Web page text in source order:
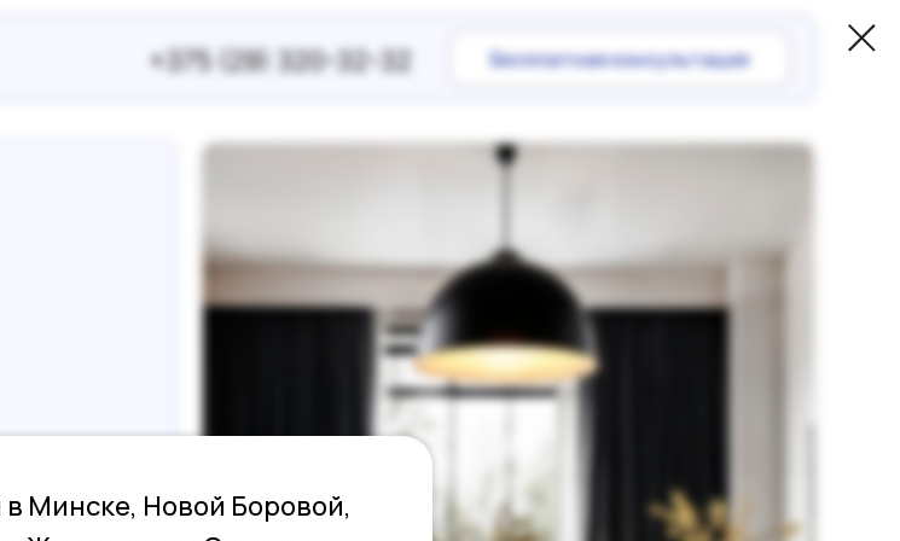
Бесплатная консультация
Минске, Новой Боровой,